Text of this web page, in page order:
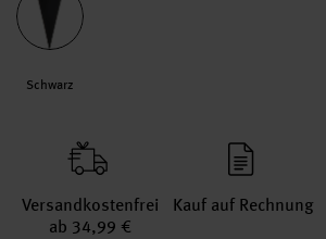
Schwarz
Versand­kosten­frei
ab 34,99 €
Kauf auf Rechnung